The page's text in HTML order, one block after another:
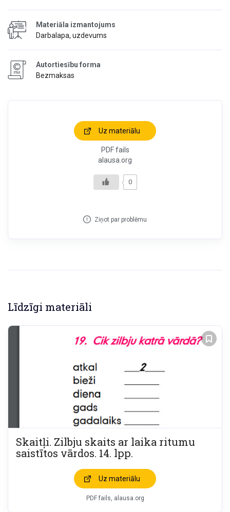
Materiāla izmantojums
Darbalapa, uzdevums
Autortiesību forma
Bezmaksas
Uz materiālu
PDF fails
alausa.org
0
Ziņot par problēmu
Līdzīgi materiāli
Skaitļi. Zilbju skaits ar laika ritumu
saistītos vārdos. 14. lpp.
Uz materiālu
PDF fails, alausa.org